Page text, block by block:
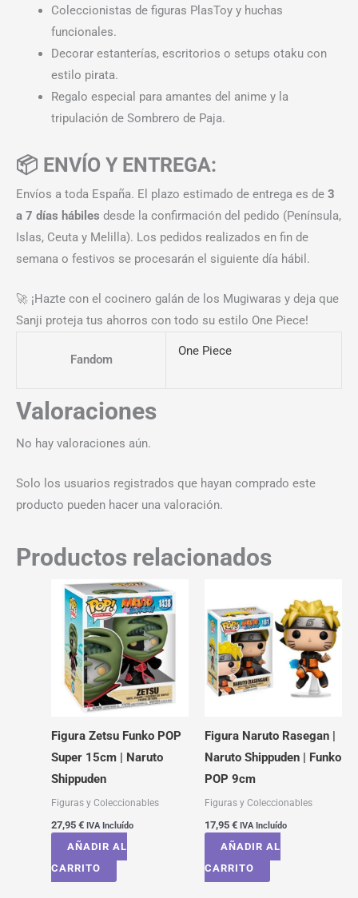
Coleccionistas de figuras PlasToy y huchas
funcionales.
Decorar estanterías, escritorios o setups otaku con
estilo pirata.
Regalo especial para amantes del anime y la
tripulación de Sombrero de Paja.
📦 ENVÍO Y ENTREGA:
Envíos a toda España. El plazo estimado de entrega es de 3
a 7 días hábiles desde la confirmación del pedido (Península,
Islas, Ceuta y Melilla). Los pedidos realizados en fin de
semana o festivos se procesarán el siguiente día hábil.
🚀 ¡Hazte con el cocinero galán de los Mugiwaras y deja que
Sanji proteja tus ahorros con todo su estilo One Piece!
Fandom
One Piece
Valoraciones
No hay valoraciones aún.
Solo los usuarios registrados que hayan comprado este
producto pueden hacer una valoración.
Productos relacionados
Figura Zetsu Funko POP
Super 15cm | Naruto
Shippuden
Figuras y Coleccionables
27,95 € IVA Incluído
AÑADIR AL
CARRITO
Figura Naruto Rasegan |
Naruto Shippuden | Funko
POP 9cm
Figuras y Coleccionables
17,95 € IVA Incluído
AÑADIR AL
CARRITO